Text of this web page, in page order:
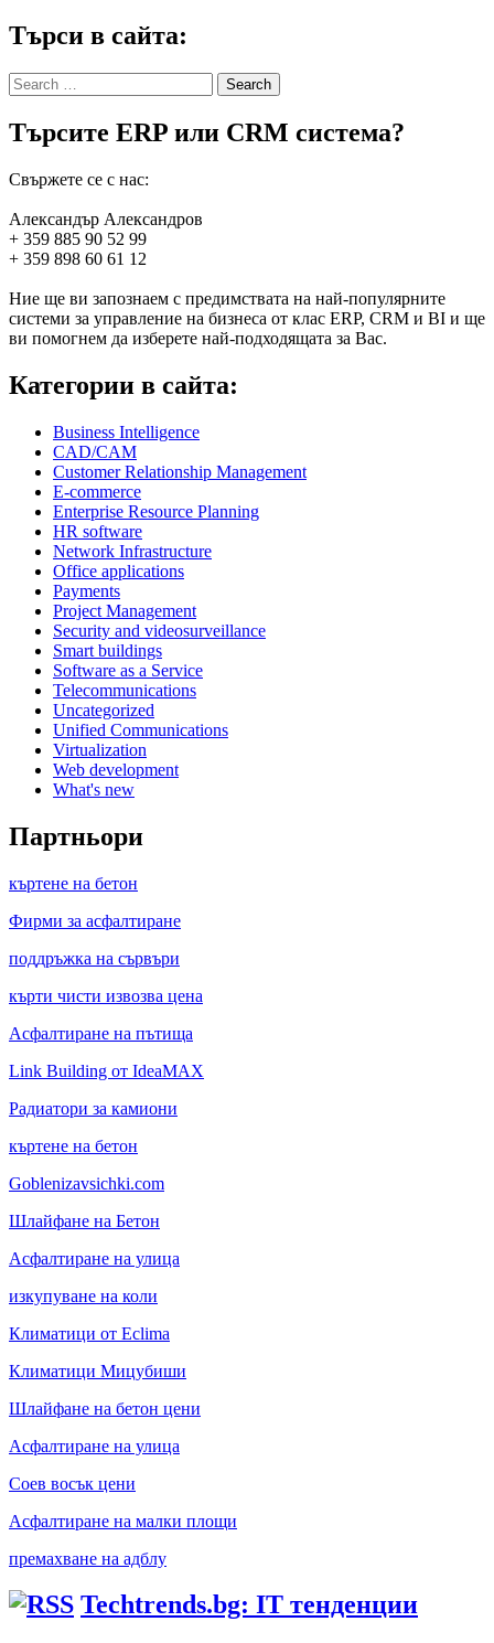
Търси в сайта:
Search
for:
Търсите ERP или CRM система?
Свържете се с нас:
Александър Александров
+ 359 885 90 52 99
+ 359 898 60 61 12
Ние ще ви запознаем с предимствата на най-популярните
системи за управление на бизнеса от клас ERP, CRM и BI и ще
ви помогнем да изберете най-подходящата за Вас.
Категории в сайта:
Business Intelligence
CAD/CAM
Customer Relationship Management
E-commerce
Enterprise Resource Planning
HR software
Network Infrastructure
Office applications
Payments
Project Management
Security and videosurveillance
Smart buildings
Software as a Service
Telecommunications
Uncategorized
Unified Communications
Virtualization
Web development
What's new
Партньори
къртене на бетон
Фирми за асфалтиране
поддръжка на сървъри
кърти чисти извозва цена
Асфалтиране на пътища
Link Building от IdeaMAX
Радиатори за камиони
къртене на бетон
Goblenizavsichki.com
Шлайфане на Бетон
Асфалтиране на улица
изкупуване на коли
Климатици от Eclima
Климатици Мицубиши
Шлайфане на бетон цени
Асфалтиране на улица
Соев восък цени
Асфалтиране на малки площи
премахване на адблу
Techtrends.bg: IT тенденции